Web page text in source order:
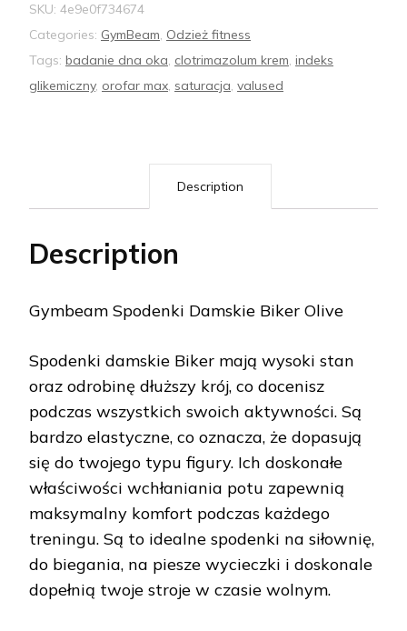
SKU: 4e9e0f734674
Categories: GymBeam, Odzież fitness
Tags: badanie dna oka, clotrimazolum krem, indeks
glikemiczny, orofar max, saturacja, valused
Description
Description
Gymbeam Spodenki Damskie Biker Olive
Spodenki damskie Biker mają wysoki stan
oraz odrobinę dłuższy krój, co docenisz
podczas wszystkich swoich aktywności. Są
bardzo elastyczne, co oznacza, że dopasują
się do twojego typu figury. Ich doskonałe
właściwości wchłaniania potu zapewnią
maksymalny komfort podczas każdego
treningu. Są to idealne spodenki na siłownię,
do biegania, na piesze wycieczki i doskonale
dopełnią twoje stroje w czasie wolnym.